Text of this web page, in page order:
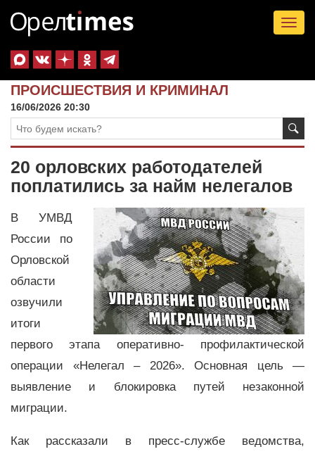
ПРОИСШЕСТВИЯ И КРИМИНАЛ
16/06/2026 20:30
20 орловских работодателей
поплатились за найм нелегалов
В УМВД
России по
Орловской
области
озвучили
итоги
первого этапа оперативно- профилактической
операции «Нелегал – 2026». Основная цель —
выявление и блокировка путей незаконной
миграции.
Как рассказали в пресс-службе ведомства,